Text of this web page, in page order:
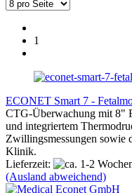
1
ECONET Smart 7 -
CTG-Überwachung mit 8"
und integriertem
Zwillingsmessungen sowie
Klinik.
Lieferzeit:
(Ausland abweichend)